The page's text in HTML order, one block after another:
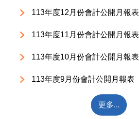
113年度12月份會計公開月報表
113年度11月份會計公開月報表
113年度10月份會計公開月報表
113年度9月份會計公開月報表
更多...